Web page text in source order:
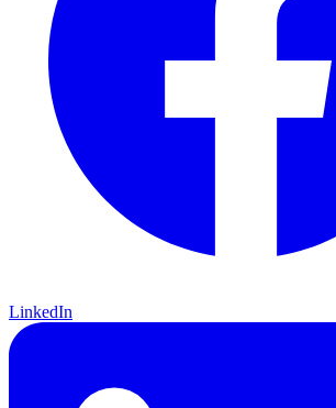
LinkedIn